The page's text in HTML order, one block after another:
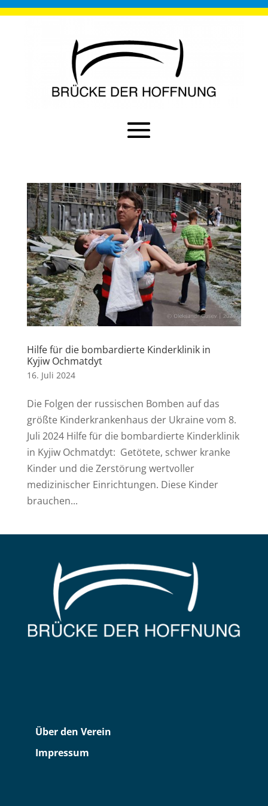
Hilfe für die bombardierte Kinderklinik in
Kyjiw Ochmatdyt
16. Juli 2024
Die Folgen der russischen Bomben auf das
größte Kinderkrankenhaus der Ukraine vom 8.
Juli 2024 Hilfe für die bombardierte Kinderklinik
in Kyjiw Ochmatdyt: Getötete, schwer kranke
Kinder und die Zerstörung wertvoller
medizinischer Einrichtungen. Diese Kinder
brauchen...
Über den Verein
Impressum